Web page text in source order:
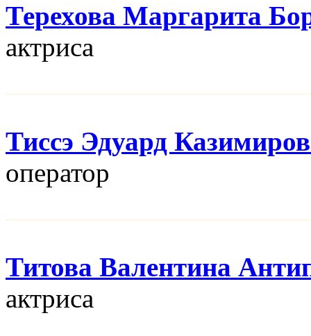
Терехова Маргарита
актриса
Тиссэ Эдуард
оператор
Титова Валентина
актриса